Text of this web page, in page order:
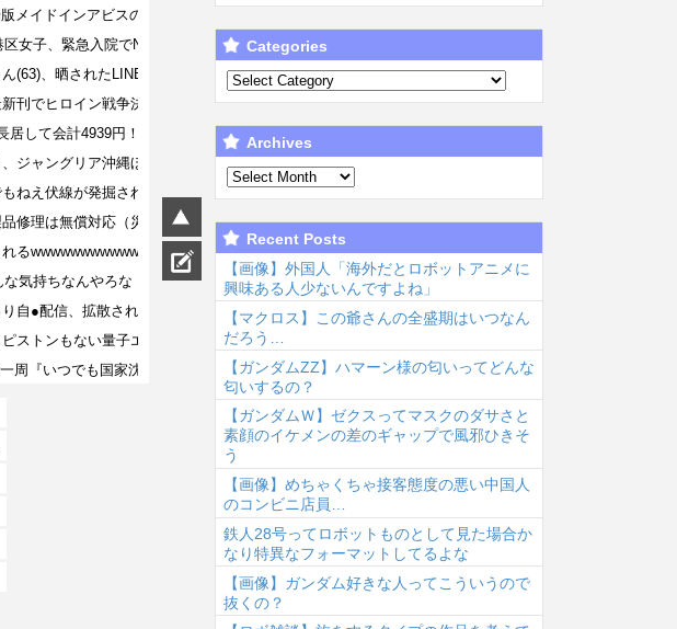
Categories
Archives
Recent Posts
【画像】外国人「海外だとロボットアニメに
興味ある人少ないんですよね」
【マクロス】この爺さんの全盛期はいつなん
だろう…
【ガンダムΖΖ】ハマーン様の匂いってどんな
匂いするの？
【ガンダムＷ】ゼクスってマスクのダサさと
素顔のイケメンの差のギャップで風邪ひきそ
う
【画像】めちゃくちゃ接客態度の悪い中国人
のコンビニ店員…
鉄人28号ってロボットものとして見た場合か
なり特異なフォーマットしてるよな
【画像】ガンダム好きな人ってこういうので
抜くの？